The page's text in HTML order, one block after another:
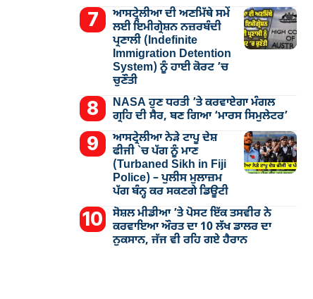
ਆਸਟ੍ਰੇਲੀਆ ਦੀ ਅਣਮਿੱਥੇ ਸਮੇਂ
ਲਈ ਇਮੀਗ੍ਰੇਸ਼ਨ ਨਜ਼ਰਬੰਦੀ
ਪ੍ਰਣਾਲੀ (Indefinite
Immigration Detention
System) ਨੂੰ ਹਾਈ ਕੋਰਟ ’ਚ
ਚੁਣੌਤੀ
NASA ਹੁਣ ਧਰਤੀ ’ਤੇ ਕਰਵਾਏਗਾ ਮੰਗਲ
ਗ੍ਰਹਿ ਦੀ ਸੈਰ, ਬਣ ਗਿਆ ‘ਮਾਰਸ ਸਿਮੁਲੇਟਰ’
ਆਸਟ੍ਰੇਲੀਆ ਨੇੜੇ ਟਾਪੂ ਦੇਸ਼
ਫੀਜੀ `ਚ ਪੱਗ ਨੂੰ ਮਾਣ
(Turbaned Sikh in Fiji
Police) – ਪੁਲੀਸ ਮੁਲਾਜ਼ਮ
ਪੱਗ ਬੰਨ੍ਹ ਕਰ ਸਕਣਗੇ ਡਿਊਟੀ
ਸੋਸ਼ਲ ਮੀਡੀਆ ’ਤੇ ਪੋਸਟ ਇੱਕ ਤਸਵੀਰ ਨੇ
ਕਰਵਾਇਆ ਔਰਤ ਦਾ 10 ਲੱਖ ਡਾਲਰ ਦਾ
ਨੁਕਸਾਨ, ਜੱਜ ਵੀ ਰਹਿ ਗਏ ਹੈਰਾਨ